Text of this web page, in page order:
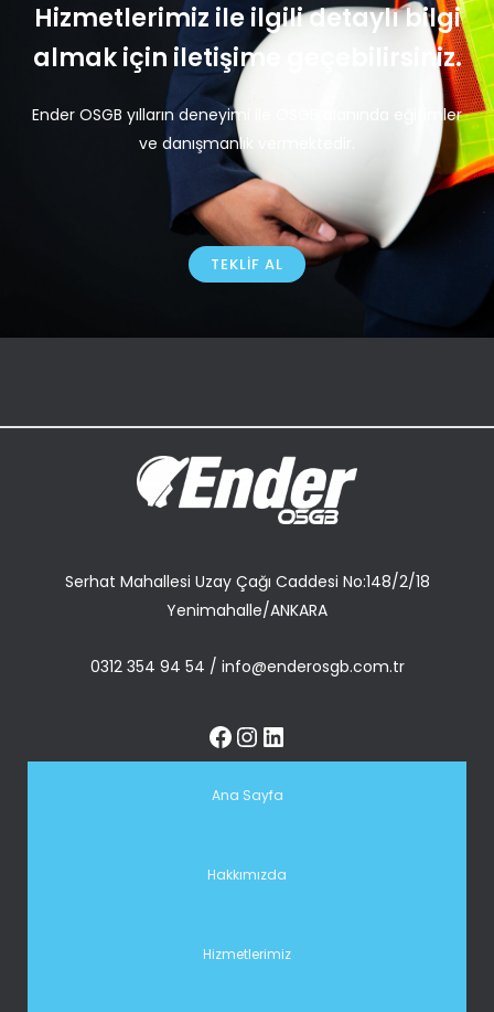
Hizmetlerimiz ile ilgili detaylı bilgi
almak için iletişime geçebilirsiniz.
Ender OSGB yılların deneyimi ile OSGB alanında eğitimler
ve danışmanlık vermektedir.
TEKLIF AL
Serhat Mahallesi Uzay Çağı Caddesi No:148/2/18
Yenimahalle/ANKARA
0312 354 94 54 / info@enderosgb.com.tr
Ana Sayfa
Hakkımızda
Hizmetlerimiz